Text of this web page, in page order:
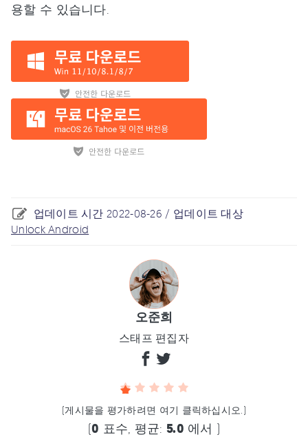
용할 수 있습니다.
업데이트 시간 2022-08-26 / 업데이트 대상
Unlock Android
오준희
스태프 편집자
(게시물을 평가하려면 여기 클릭하십시오.)
(0 표수, 평균: 5.0 에서 )